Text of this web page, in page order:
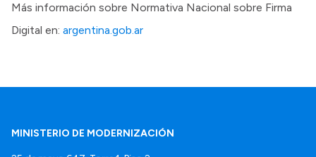
Más información sobre Normativa Nacional sobre Firma
Digital en: argentina.gob.ar
MINISTERIO DE MODERNIZACIÓN